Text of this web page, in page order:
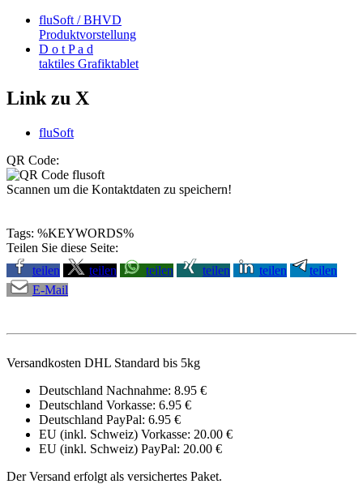
fluSoft / BHVD
Produktvorstellung
D o t P a d
taktiles Grafiktablet
Link zu X
fluSoft
QR Code:
Scannen um die Kontaktdaten zu speichern!
Tags: %KEYWORDS%
Teilen Sie diese Seite:
teilen
teilen teilen teilen teilen
teilen
E-Mail
Versandkosten DHL Standard bis 5kg
Deutschland Nachnahme: 8.95 €
Deutschland Vorkasse: 6.95 €
Deutschland PayPal: 6.95 €
EU (inkl. Schweiz) Vorkasse: 20.00 €
EU (inkl. Schweiz) PayPal: 20.00 €
Der Versand erfolgt als versichertes Paket.